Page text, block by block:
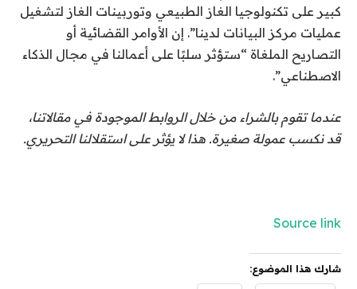
كبير على تكنولوجيا الغاز الطبيعي وتوربينات الغاز لتشغيل
عمليات مركز البيانات لدينا”. إن الأوامر القضائية أو
التصاريح الملغاة “ستؤثر سلبًا على أعمالنا في مجال الذكاء
الاصطناعي”.
عندما تقوم بالشراء من خلال الروابط الموجودة في مقالاتنا،
قد نكسب عمولة صغيرة. هذا لا يؤثر على استقلالنا التحريري.
Source link
شارك هذا الموضوع: